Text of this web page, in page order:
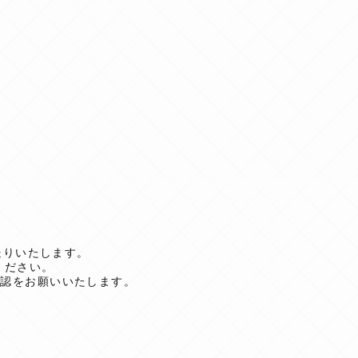
いたします。
さい。
をお願いいたします。